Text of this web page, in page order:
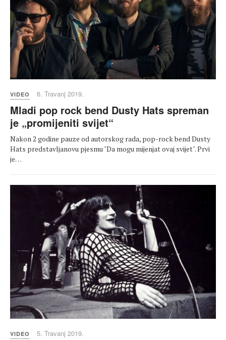
VIDEO 6. Travanj 2019.
Mladi pop rock bend Dusty Hats spreman
je „promijeniti svijet“
Nakon 2 godine pauze od autorskog rada, pop-rock bend Dusty
Hats predstavljanovu pjesmu "Da mogu mijenjat ovaj svijet". Prvi
je…
VIDEO 5. Travanj 2019.